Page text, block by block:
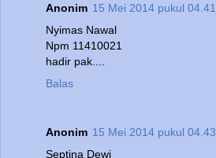
Anonim 15 Mei 2014 pukul 04.41
Nyimas Nawal
Npm 11410021
hadir pak....
Balas
Anonim 15 Mei 2014 pukul 04.43
Septina Dewi